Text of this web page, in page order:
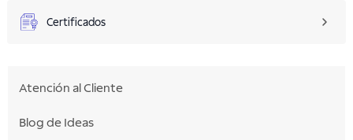
Certificados
Atención al Cliente
Blog de Ideas